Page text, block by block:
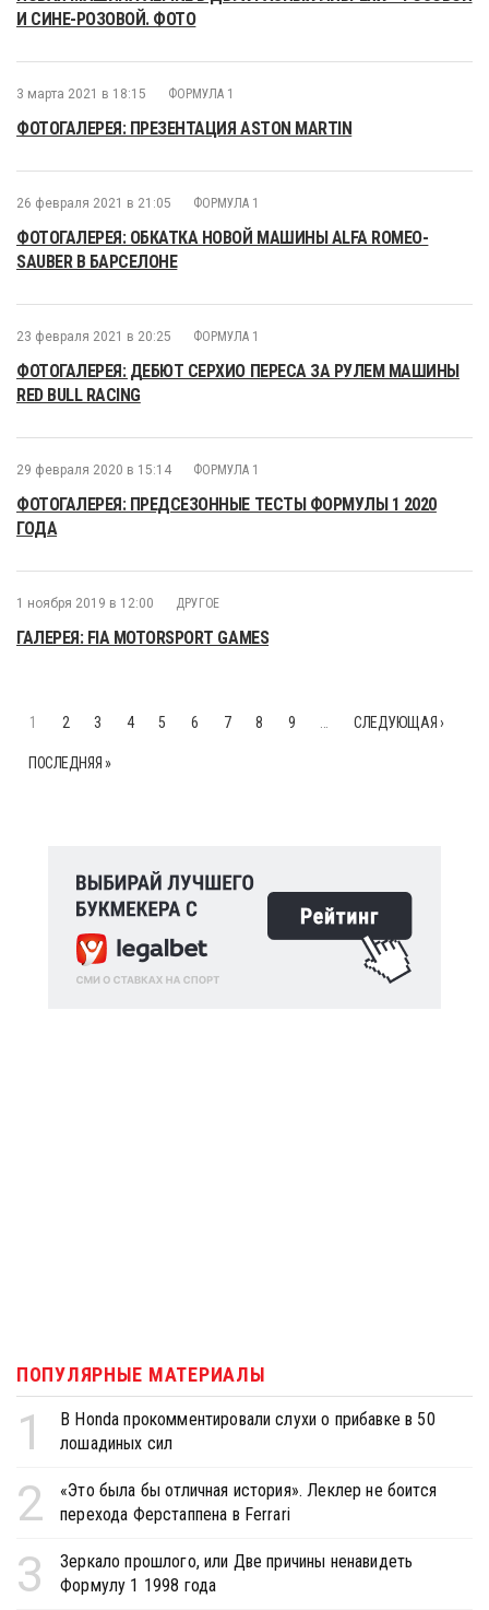
И СИНЕ-РОЗОВОЙ. ФОТО
3 марта 2021 в 18:15 ФОРМУЛА 1
ФОТОГАЛЕРЕЯ: ПРЕЗЕНТАЦИЯ ASTON MARTIN
26 февраля 2021 в 21:05 ФОРМУЛА 1
ФОТОГАЛЕРЕЯ: ОБКАТКА НОВОЙ МАШИНЫ ALFA ROMEO-
SAUBER В БАРСЕЛОНЕ
23 февраля 2021 в 20:25 ФОРМУЛА 1
ФОТОГАЛЕРЕЯ: ДЕБЮТ СЕРХИО ПЕРЕСА ЗА РУЛЕМ МАШИНЫ
RED BULL RACING
29 февраля 2020 в 15:14 ФОРМУЛА 1
ФОТОГАЛЕРЕЯ: ПРЕДСЕЗОННЫЕ ТЕСТЫ ФОРМУЛЫ 1 2020
ГОДА
1 ноября 2019 в 12:00 ДРУГОЕ
ГАЛЕРЕЯ: FIA MOTORSPORT GAMES
1 2 3 4 5 6 7 8 9 СЛЕДУЮЩАЯ ›
ПОСЛЕДНЯЯ »
ПОПУЛЯРНЫЕ МАТЕРИАЛЫ
1
В Honda прокомментировали слухи о прибавке в 50
лошадиных сил
2
«Это была бы отличная история». Леклер не боится
перехода Ферстаппена в Ferrari
3
Зеркало прошлого, или Две причины ненавидеть
Формулу 1 1998 года